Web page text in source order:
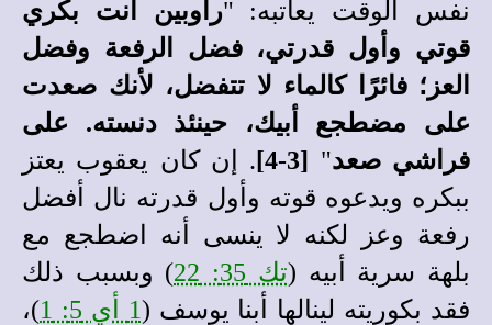
نفس الوقت يعاتبه: "رأوبين أنت بكري
قوتي وأول قدرتي، فضل الرفعة وفضل
العز؛ فائرًا كالماء لا تتفضل، لأنك صعدت
على مضطجع أبيك، حينئذ دنسته. على
فراشي صعد"
[3-4]
. إن كان يعقوب يعتز
ببكره ويدعوه قوته وأول قدرته نال أفضل
رفعة وعز لكنه لا ينسى أنه اضطجع مع
بلهة سرية أبيه (تك 35: 22
) وبسبب ذلك
فقد بكوريته لينالها أبنا يوسف (1 أي 5: 1
)،